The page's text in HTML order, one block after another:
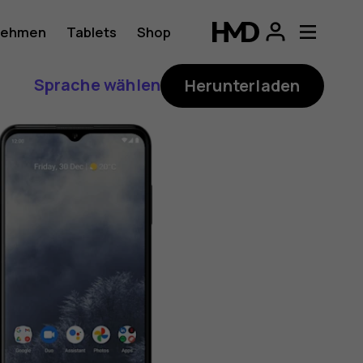
Tablets Shop
Sprache wählen Herunterladen